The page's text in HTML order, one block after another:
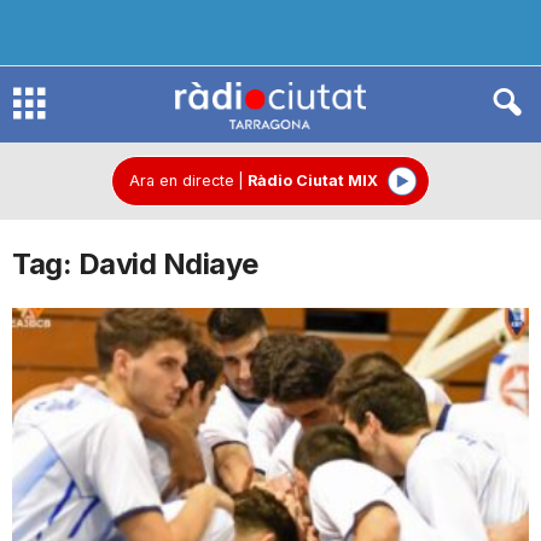
R
d
i
o
C
Ara en directe Ràdio Ciutat MIX
Tag: David Ndiaye